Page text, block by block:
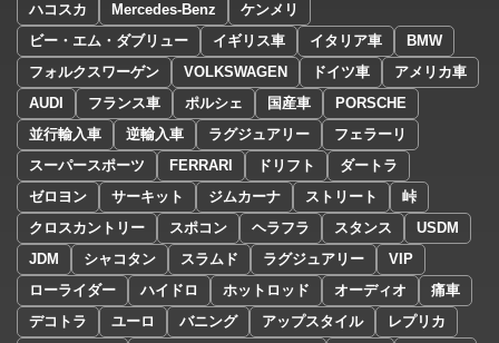
ハコスカ
Mercedes-Benz
ケンメリ
ビー・エム・ダブリュー
イギリス車 イタリア車
BMW
フォルクスワーゲン
VOLKSWAGEN ドイツ車
アメリカ車
AUDI
フランス車 ポルシェ 国産車
PORSCHE
並行輸入車
逆輸入車 ラグジュアリー
フェラーリ
スーパースポーツ
FERRARI ドリフト
ダートラ
ゼロヨン
サーキット ジムカーナ ストリート
峠
クロスカントリー
スポコン ヘラフラ スタンス
USDM
JDM
シャコタン スラムド ラグジュアリー
VIP
ローライダー
ハイドロ ホットロッド オーディオ
痛車
デコトラ
ユーロ バニング アップスタイル
レプリカ